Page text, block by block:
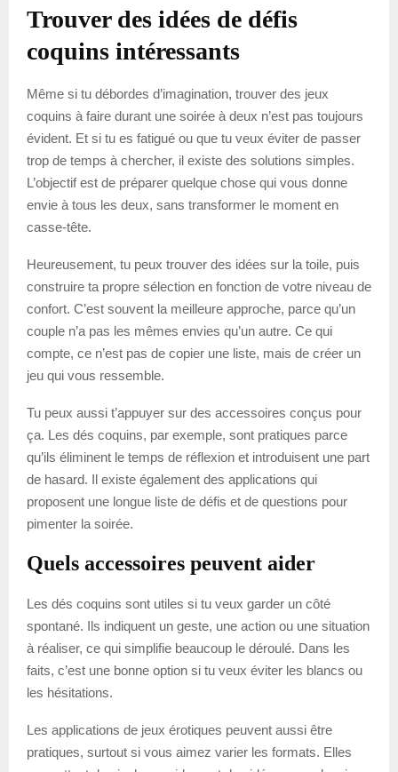
Trouver des idées de défis
coquins intéressants
Même si tu débordes d’imagination, trouver des jeux
coquins à faire durant une soirée à deux n’est pas toujours
évident. Et si tu es fatigué ou que tu veux éviter de passer
trop de temps à chercher, il existe des solutions simples.
L’objectif est de préparer quelque chose qui vous donne
envie à tous les deux, sans transformer le moment en
casse-tête.
Heureusement, tu peux trouver des idées sur la toile, puis
construire ta propre sélection en fonction de votre niveau de
confort. C’est souvent la meilleure approche, parce qu’un
couple n’a pas les mêmes envies qu’un autre. Ce qui
compte, ce n’est pas de copier une liste, mais de créer un
jeu qui vous ressemble.
Tu peux aussi t’appuyer sur des accessoires conçus pour
ça. Les dés coquins, par exemple, sont pratiques parce
qu’ils éliminent le temps de réflexion et introduisent une part
de hasard. Il existe également des applications qui
proposent une longue liste de défis et de questions pour
pimenter la soirée.
Quels accessoires peuvent aider
Les dés coquins sont utiles si tu veux garder un côté
spontané. Ils indiquent un geste, une action ou une situation
à réaliser, ce qui simplifie beaucoup le déroulé. Dans les
faits, c’est une bonne option si tu veux éviter les blancs ou
les hésitations.
Les applications de jeux érotiques peuvent aussi être
pratiques, surtout si vous aimez varier les formats. Elles